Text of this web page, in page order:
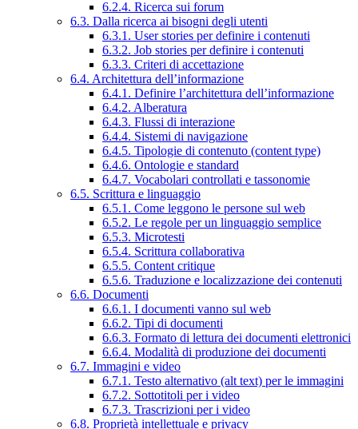
6.2.4. Ricerca sui forum
6.3. Dalla ricerca ai bisogni degli utenti
6.3.1. User stories per definire i contenuti
6.3.2. Job stories per definire i contenuti
6.3.3. Criteri di accettazione
6.4. Architettura dell’informazione
6.4.1. Definire l’architettura dell’informazione
6.4.2. Alberatura
6.4.3. Flussi di interazione
6.4.4. Sistemi di navigazione
6.4.5. Tipologie di contenuto (content type)
6.4.6. Ontologie e standard
6.4.7. Vocabolari controllati e tassonomie
6.5. Scrittura e linguaggio
6.5.1. Come leggono le persone sul web
6.5.2. Le regole per un linguaggio semplice
6.5.3. Microtesti
6.5.4. Scrittura collaborativa
6.5.5. Content critique
6.5.6. Traduzione e localizzazione dei contenuti
6.6. Documenti
6.6.1. I documenti vanno sul web
6.6.2. Tipi di documenti
6.6.3. Formato di lettura dei documenti elettronici
6.6.4. Modalità di produzione dei documenti
6.7. Immagini e video
6.7.1. Testo alternativo (alt text) per le immagini
6.7.2. Sottotitoli per i video
6.7.3. Trascrizioni per i video
6.8. Proprietà intellettuale e privacy